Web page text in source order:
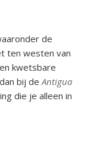
de
ten westen van
kwetsbare
bij deAntigua
die je alleen in